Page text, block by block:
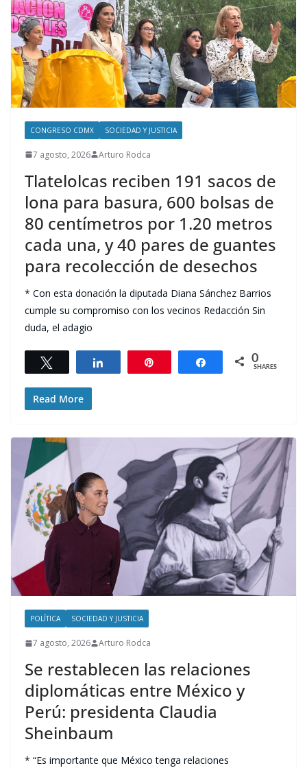
CONGRESO CDMX SOCIEDAD Y JUSTICIA
7 agosto, 2026 Arturo Rodca
Tlatelolcas reciben 191 sacos de
lona para basura, 600 bolsas de
80 centímetros por 1.20 metros
cada una, y 40 pares de guantes
para recolección de desechos
* Con esta donación la diputada Diana Sánchez Barrios
cumple su compromiso con los vecinos Redacción Sin
duda, el adagio
Share 0
SHARES
Read More
POLÍTICA SOCIEDAD Y JUSTICIA
7 agosto, 2026 Arturo Rodca
Se restablecen las relaciones
diplomáticas entre México y
Perú: presidenta Claudia
Sheinbaum
* “Es importante que México tenga relaciones